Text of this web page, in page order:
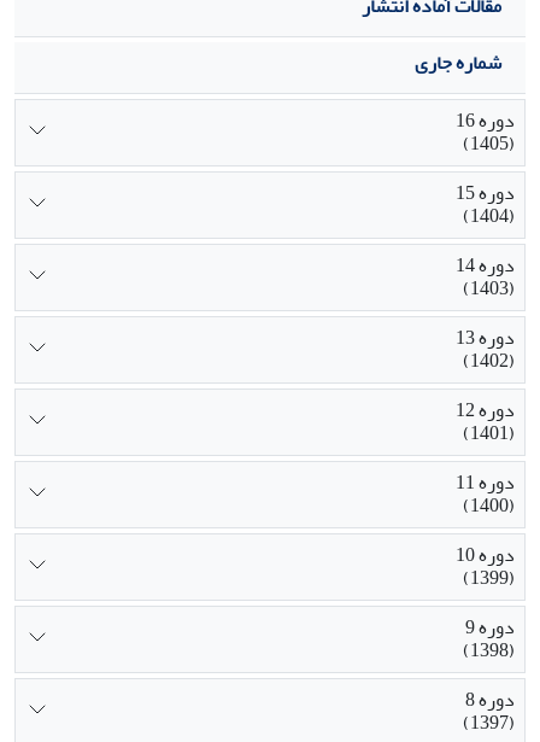
شماره جاری
دوره 16
(1405)
دوره 15
(1404)
دوره 14
(1403)
دوره 13
(1402)
دوره 12
(1401)
دوره 11
(1400)
دوره 10
(1399)
دوره 9
(1398)
دوره 8
(1397)